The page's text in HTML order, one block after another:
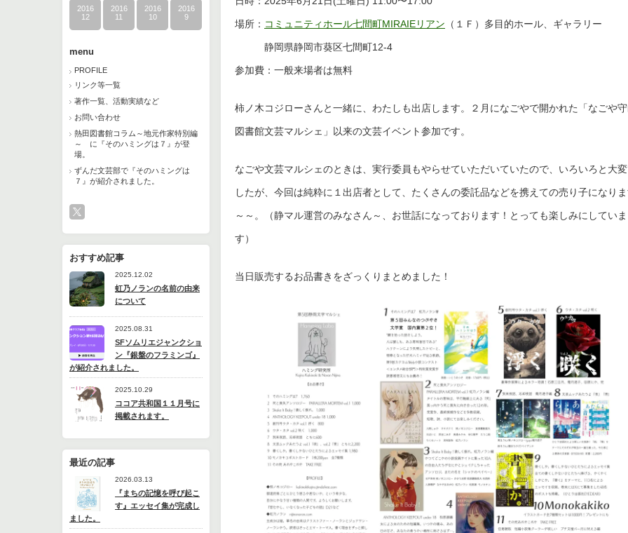
2016
12
2016
11
2016
10
2016
9
menu
PROFILE
リンク等一覧
著作一覧、活動実績など
お問い合わせ
熱田図書館コラム～地元作家特別編
～ に『そのハミングは７』が登
場。
ずんだ文芸部で『そのハミングは
７』が紹介されました。
おすすめ記事
2025.12.02
虹乃ノランの名前の由来
について
2025.08.31
SFソムリエジャンクショ
ン『銀盤のフラミンゴ』
が紹介されました。
2025.10.29
ココア共和国１１月号に
掲載されます。
最近の記事
2026.03.13
『まちの記憶を呼び起こ
す』エッセイ集が完成し
ました。
場所： コミュニティホール七間町MIRAIEリアン （１Ｆ）多目的ホール、ギャラリー
静岡県静岡市葵区七間町12-4
参加費：一般来場者は無料
柿ノ木コジローさんと一緒に、わたしも出店します。２月になごやで開かれた「なごや
図書館文芸マルシェ」以来の文芸イベント参加です。
なごや文芸マルシェのときは、実行委員もやらせていただいていたので、いろいろと大
したが、今回は純粋に１出店者として、たくさんの委託品などを携えての売り子になり
～～。（静マル運営のみなさん～、お世話になっております！とっても楽しみにしていま
す）
当日販売するお品書きをざっくりまとめました！